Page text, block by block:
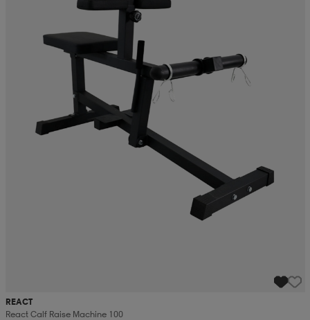
REACT
React Calf Raise Machine 100